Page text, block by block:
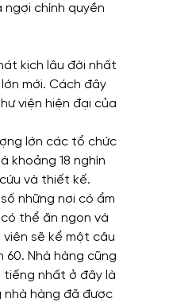
ngợi chính quyền
kịch lâu đời nhất
mới. Cách đây
viện hiện đại của
lớn các tổ chức
khoảng 18 nghìn
và thiết kế.
những nơi có ẩm
thể ăn ngon và
sẽ kể một câu
Nhà hàng cũng
tiếng nhất ở đây là
nhà hàng đã được